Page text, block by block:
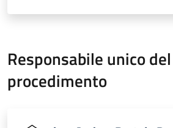
Responsabile unico del
procedimento